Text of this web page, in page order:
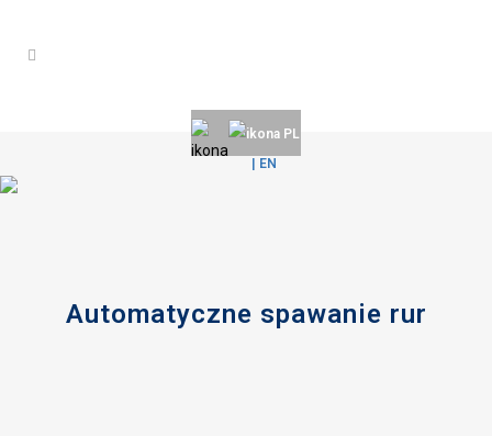
PL
| EN
Automatyczne spawanie rur